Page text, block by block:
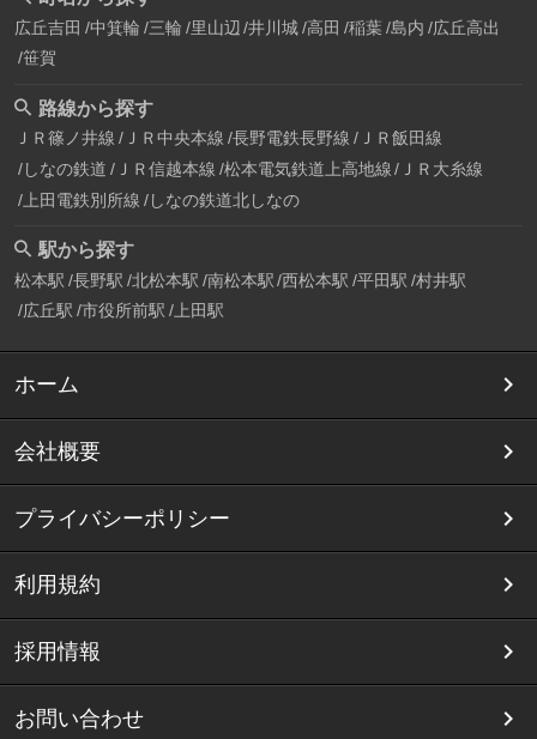
広丘吉田 中箕輪 三輪 里山辺 井川城 高田 稲葉 島内 広丘高出
笹賀
路線から探す
ＪＲ篠ノ井線 ＪＲ中央本線 長野電鉄長野線 ＪＲ飯田線
しなの鉄道 ＪＲ信越本線 松本電気鉄道上高地線
ＪＲ大糸線
上田電鉄別所線 しなの鉄道北しなの
駅から探す
松本駅 長野駅 北松本駅 南松本駅 西松本駅 平田駅 村井駅
広丘駅 市役所前駅 上田駅
ホーム
会社概要
プライバシーポリシー
利用規約
採用情報
お問い合わせ